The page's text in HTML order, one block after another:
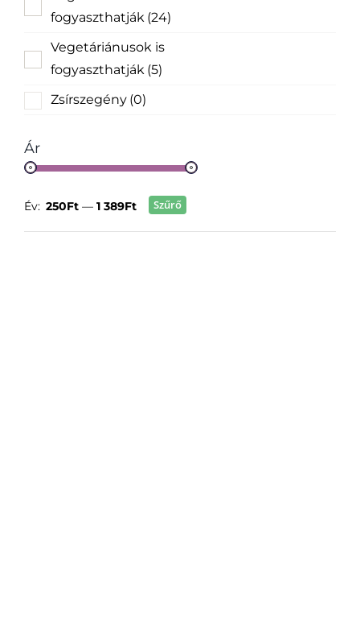
fogyaszthatják (24)
Vegetáriánusok is
fogyaszthatják (5)
Zsírszegény (0)
Ár
Szűrő
Év: 250Ft — 1 389Ft